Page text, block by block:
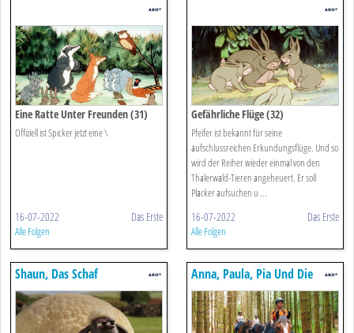
Eine Ratte Unter Freunden (31)
Offiziell ist Spicker jetzt eine \
16-07-2022 Das Erste
Alle Folgen
Gefährliche Flüge (32)
Pfeifer ist bekannt für seine
aufschlussreichen Erkundungsflüge. Und so
wird der Reiher wieder einmal von den
Thalerwald-Tieren angeheuert. Er soll
Placker aufsuchen u ...
16-07-2022 Das Erste
Alle Folgen
Shaun, Das Schaf
Anna, Paula, Pia Und Die
Tiere